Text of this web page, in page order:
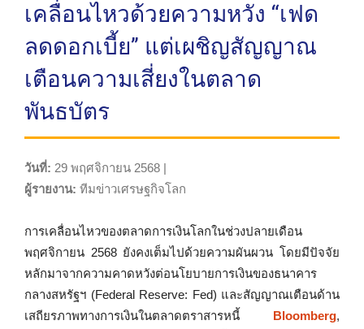
เคลื่อนไหวด้วยความหวัง “เฟด
ลดดอกเบี้ย” แต่เผชิญสัญญาณ
เตือนความเสี่ยงในตลาด
พันธบัตร
วันที่: 29 พฤศจิกายน 2568 |
ผู้รายงาน: ทีมข่าวเศรษฐกิจโลก
การเคลื่อนไหวของตลาดการเงินโลกในช่วงปลายเดือน
พฤศจิกายน 2568 ยังคงเต็มไปด้วยความผันผวน โดยมีปัจจัย
หลักมาจากความคาดหวังต่อนโยบายการเงินของธนาคาร
กลางสหรัฐฯ (Federal Reserve: Fed) และสัญญาณเตือนด้าน
เสถียรภาพทางการเงินในตลาดตราสารหนี้ Bloomberg,